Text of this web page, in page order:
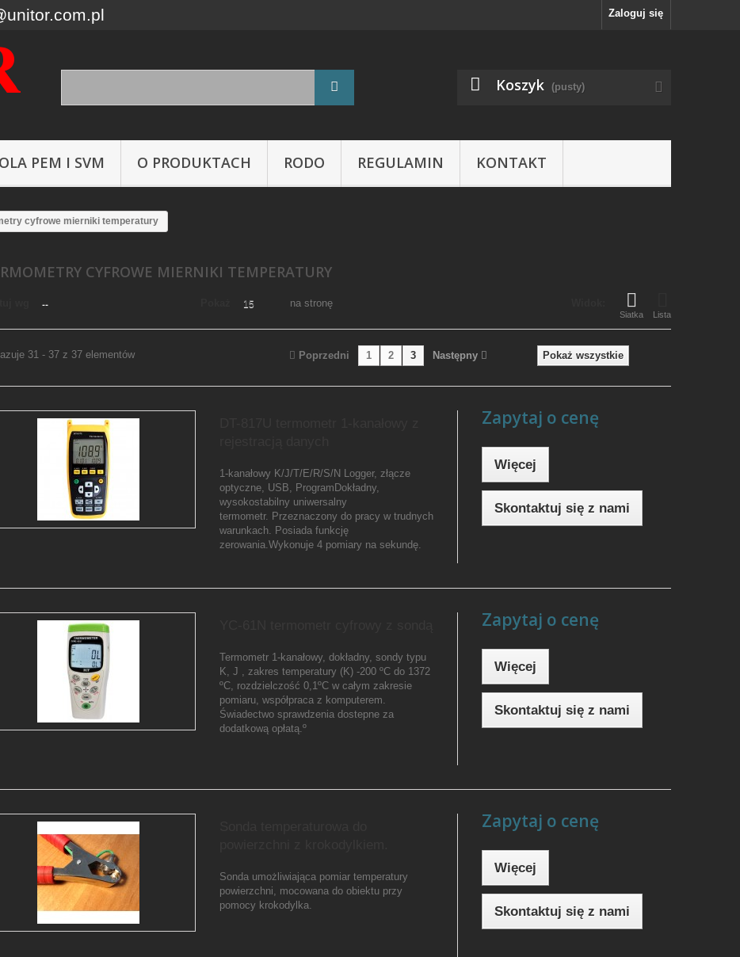
Zaloguj się
Koszyk (pusty)
PEM I SVM O PRODUKTACH RODO REGULAMIN KONTAKT
cyfrowe mierniki temperatury
CYFROWE MIERNIKI TEMPERATURY
Siatka Lista
-- 15 na stronę
Pokaż wszystkie
Poprzedni 1 2 3 Następny
31 - 37 z 37 elementów
1-kanałowy K/J/T/E/R/S/N Logger, złącze
optyczne, USB, ProgramDokładny,
wysokostabilny uniwersalny
termometr. Przeznaczony do pracy w trudnych
warunkach. Posiada funkcję
zerowania.Wykonuje 4 pomiary na sekundę.
Zapytaj o cenę
Więcej
Skontaktuj się z nami
Termometr 1-kanałowy, dokładny, sondy typu
K, J , zakres temperatury (K) -200 ºC do 1372
ºC, rozdzielczość 0,1ºC w całym zakresie
pomiaru, współpraca z komputerem.
Świadectwo sprawdzenia dostepne za
dodatkową opłatą.º
Zapytaj o cenę
Więcej
Skontaktuj się z nami
Sonda umożliwiająca pomiar temperatury
powierzchni, mocowana do obiektu przy
pomocy krokodylka.
Zapytaj o cenę
Więcej
Skontaktuj się z nami